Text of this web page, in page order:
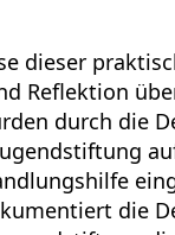
dieser
Reflektion
durch die
die